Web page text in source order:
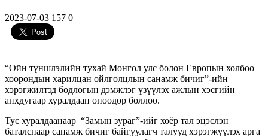
2023-07-03 157 0
“Ойн түншлэлийн тухай Монгол улс болон Европын холбоо
хоорондын харилцан ойлголцлын санамж бичиг”-ийн
хэрэгжилтэд бодлогын дэмжлэг үзүүлэх ажлын хэсгийн
анхдугаар хуралдаан өнөөдөр боллоо.
Тус хуралдаанаар “Замын зураг”-ийг хоёр тал эцэслэн
баталснаар санамж бичиг байгуулагч талууд хэрэгжүүлэх арга